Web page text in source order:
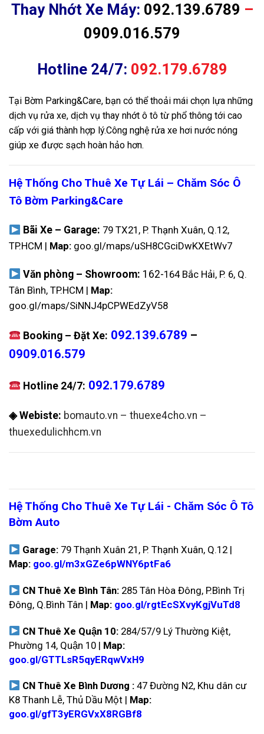
Thay Nhớt Xe Máy: 092.139.6789 –
0909.016.579
Hotline 24/7: 092.179.6789
Tại Bờm Parking&Care, bạn có thể thoải mái chọn lựa những
dịch vụ rửa xe, dịch vụ thay nhớt ô tô từ phổ thông tới cao
cấp với giá thành hợp lý.Công nghệ rửa xe hơi nước nóng
giúp xe được sạch hoàn hảo hơn.
Hệ Thống Cho Thuê Xe Tự Lái – Chăm Sóc Ô
Tô Bờm Parking&Care
Bãi Xe – Garage: 79 TX21, P. Thạnh Xuân, Q.12,
TP.HCM | Map: goo.gl/maps/uSH8CGciDwKXEtWv7
Văn phòng – Showroom: 162-164 Bắc Hải, P. 6, Q.
Tân Bình, TP.HCM | Map:
goo.gl/maps/SiNNJ4pCPWEdZyV58
Booking – Đặt Xe: 092.139.6789 –
0909.016.579
Hotline 24/7: 092.179.6789
◈ Webiste: bomauto.vn – thuexe4cho.vn –
thuexedulichhcm.vn
Hệ Thống Cho Thuê Xe Tự Lái - Chăm Sóc Ô Tô
Bờm Auto
Garage: 79 Thạnh Xuân 21, P. Thạnh Xuân, Q.12 |
Map: goo.gl/m3xGZe6pWNY6ptFa6
CN Thuê Xe Bình Tân: 285 Tân Hòa Đông, P.Bình Trị
Đông, Q.Bình Tân | Map: goo.gl/rgtEcSXvyKgjVuTd8
CN Thuê Xe Quận 10: 284/57/9 Lý Thường Kiệt,
Phường 14, Quận 10 | Map:
goo.gl/GTTLsR5qyERqwVxH9
CN Thuê Xe Bình Dương :47 Đường N2, Khu dân cư
K8 Thanh Lễ, Thủ Dầu Một | Map:
goo.gl/gfT3yERGVxX8RGBf8